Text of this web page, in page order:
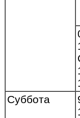
Суббота